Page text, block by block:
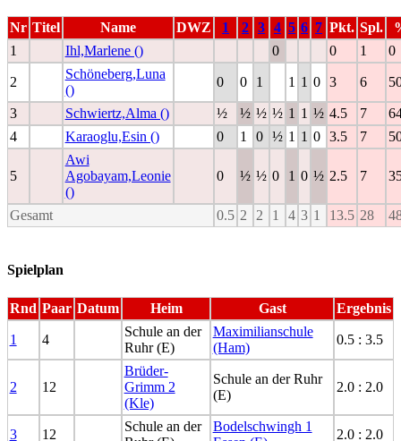
Nr Titel Name DWZ 1 2 3 4 5 6 7 Pkt. Spl.
1
Ihl,Marlene () 0 0 1 0
2
Schöneberg,Luna
()
0 0 1 1 1 0 3 6
3 Schwiertz,Alma () ½ ½ ½ ½ 1 1 ½ 4.5 7
4
Karaoglu,Esin () 0 1 0 ½ 1 1 0 3.5 7
5
Awi
Agobayam,Leonie
()
0 ½ ½ 0 1 0 ½ 2.5 7
Gesamt 0.5 2 2 1 4 3 1 13.5 28
Spielplan
Rnd Paar Datum Heim Gast Ergebnis
1 4
Schule an der
Ruhr (E)
Maximilianschule
(Ham)
0.5 : 3.5
2 12
Brüder-
Grimm 2
(Kle)
Schule an der Ruhr
(E)
2.0 : 2.0
3 12
Schule an der
Bodelschwingh 1
2.0 : 2.0